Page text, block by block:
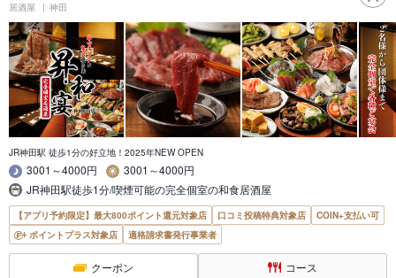
居酒屋 神田
JR神田駅 徒歩1分の好立地！2025年NEW OPEN
3001～4000円
3001～4000円
JR神田駅徒歩1分/喫煙可能の完全個室の和食居酒屋
【アプリ予約限定】最大800ポイント還元対象店 口コミ投稿特典対象店
COIN+支払い可
ポイントプラス対象店
適格請求書発行事業者
クーポン コース